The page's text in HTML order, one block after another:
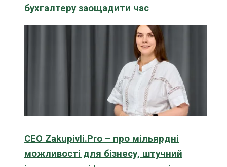
бухгалтеру заощадити час
CEO Zakupivli.Pro – про мільярдні
можливості для бізнесу, штучний